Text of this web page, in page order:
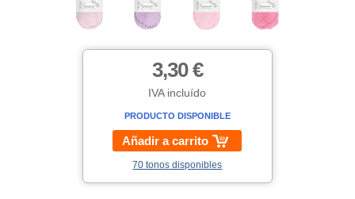
3,30 €
IVA incluído
PRODUCTO DISPONIBLE
Añadir a carrito
70 tonos disponibles